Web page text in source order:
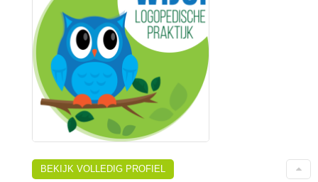
BEKIJK VOLLEDIG PROFIEL